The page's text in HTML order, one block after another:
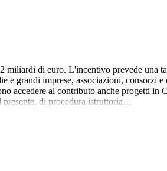
di euro. L'incentivo prevede una
grandi imprese, associazioni, consorzi
accedere al contributo anche progetti in
di procedura istruttoria…